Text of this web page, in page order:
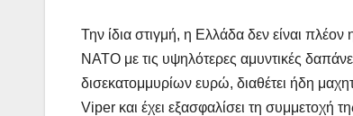
Την ίδια στιγμή, η Ελλάδα δεν είναι
ΝΑΤΟ με τις υψηλότερες αμυντικές
δισεκατομμυρίων ευρώ, διαθέτει ήδη
Viper και έχει εξασφαλίσει τη συμμετοχή